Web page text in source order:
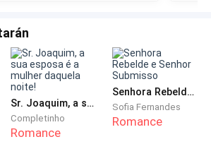
veio rápida. — Beijos!
o silêncio voltou a dominar o
depois de um tempo
de renda vermelha que
Sr. Joaquim, a sua esposa é a mulher daquela noite!
Completinho
Romance
Senhora Rebelde e Senhor Submisso
Sofia Fernandes
Romance